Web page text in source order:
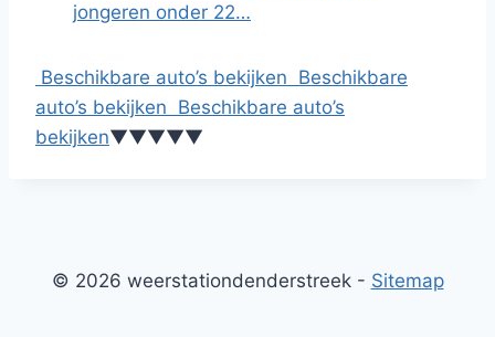
jongeren onder 22…
Beschikbare auto’s bekijken Beschikbare
auto’s bekijken Beschikbare auto’s
bekijken▼▼▼▼▼
© 2026 weerstationdenderstreek - Sitemap